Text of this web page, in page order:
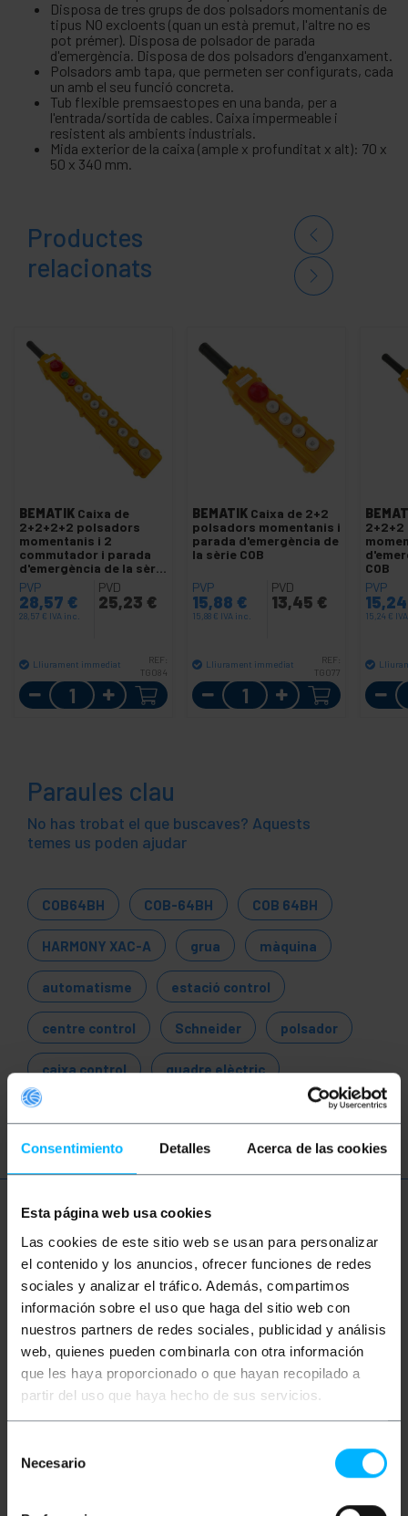
Consentimiento Detalles Acerca de las cookies
Esta página web usa cookies
Las cookies de este sitio web se usan para personalizar
el contenido y los anuncios, ofrecer funciones de redes
sociales y analizar el tráfico. Además, compartimos
información sobre el uso que haga del sitio web con
nuestros partners de redes sociales, publicidad y análisis
web, quienes pueden combinarla con otra información
que les haya proporcionado o que hayan recopilado a
partir del uso que haya hecho de sus servicios.
Necesario
Disposa de tres grups de dos polsadors momentanis de
tipus NO excloents (quan un està premut, l'altre no es
pot prémer). Disposa de polsador de parada
d'emergència. Disposa de dos polsadors d'enganxament.
Polsadors amb tapa, que permeten ser configurats, cada
un amb el seu funció concreta.
Tub flexible premsaestopes en una banda, per a
l'entrada/sortida de cables. Caixa impermeable i
resistent als ambients industrials.
Mida exterior de la caixa (ample x profunditat x alt): 70 x
50 x 340 mm.
Productes
relacionats
BEMATIK Caixa de
2+2+2+2 polsadors
momentanis i 2
commutador i parada
d'emergència de la sèrie
COB
PVP
28,57 €
28,57 € IVA inc.
PVD
25,23 €
Lliurament immediat
REF:
TG084
Quantitat
BEMATIK Caixa de 2+2
polsadors momentanis i
parada d'emergència de
la sèrie COB
PVP
15,88 €
15,88 € IVA inc.
PVD
13,45 €
Lliurament immediat
REF:
TG077
Quantitat
COB
PVP
15,24 €
Paraules clau
No has trobat el que buscaves? Aquests
temes us poden ajudar
COB64BH COB-64BH COB 64BH
HARMONY XAC-A grua màquina
automatisme estació control
centre control Schneider polsador
caixa control quadre elèctric
Més informació
Descripció
Caixa aèria, per a controls, polsadors i interruptors,
basats en perforacions de diàmetre 22 mm. Caixa de
plàstic pensada per utilitzar de forma aèria com a
centre de control portàtil. Polsadors i interruptors,
per controls industrials, control d'automatismes,
grues, polispasts, màquines, robots, persianes, etc.
d'automatismes, segons les necessitats de cada
instal·lació.